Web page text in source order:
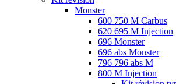
Monster
600 750 M Carbus
620 695 M Injection
696 Monster
696 abs Monster
796 796 abs M
800 M Injection